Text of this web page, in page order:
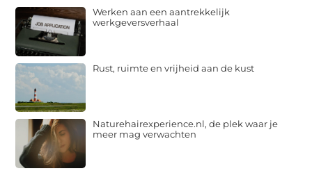
Werken aan een aantrekkelijk
werkgeversverhaal
Rust, ruimte en vrijheid aan de kust
Naturehairexperience.nl, de plek waar je
meer mag verwachten